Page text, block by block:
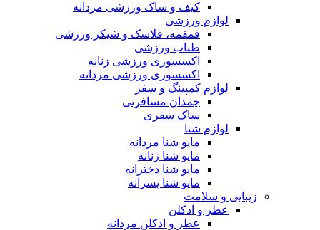
کیف و ساک ورزشی مردانه
لوازم ورزشی
قمقمه، فلاسک و شیکر ورزشی
طناب ورزشی
اکسسوری ورزشی زنانه
اکسسوری ورزشی مردانه
لوازم کمپینگ و سفر
چمدان مسافرتی
ساک سفری
لوازم شنا
مایو شنا مردانه
مایو شنا زنانه
مایو شنا دخترانه
مایو شنا پسرانه
زیبایی و سلامت
عطر و ادکلن
عطر و ادکلن مردانه